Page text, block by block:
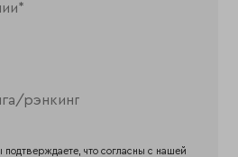
что согласны с нашей